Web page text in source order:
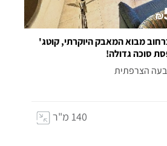
₪
מבוא המאבק היוקרתי, קוטג'
140 מ"ר